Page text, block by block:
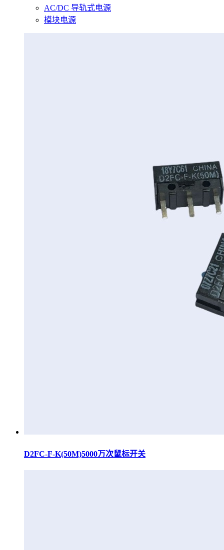
AC/DC 导轨式电源
模块电源
D2FC-F-K(50M)5000万次鼠标开关